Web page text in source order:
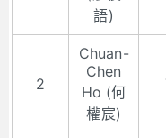
語)
2
Chuan-
Chen
Ho (何
權宸)